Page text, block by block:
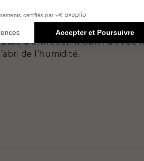
trop agressifs en lave-
douce et de l’eau
chaude et essuyez-la avec
d’entretien Inobrill afin
de l’humidité.